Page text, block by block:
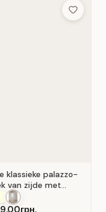
Add to
klassieke palazzo-
van zijde met
. Beige .